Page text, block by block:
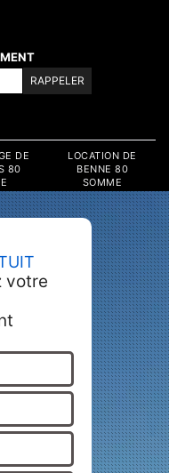
DE
80
LOCATION DE
BENNE 80
SOMME
votre